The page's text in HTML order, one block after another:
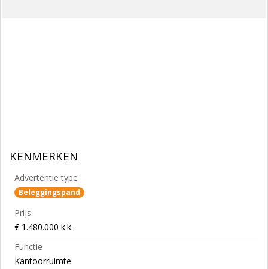
KENMERKEN
Advertentie type
Beleggingspand
Prijs
€ 1.480.000 k.k.
Functie
Kantoorruimte